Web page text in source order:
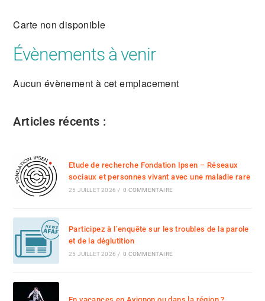
Carte non disponible
Évènements à venir
Aucun évènement à cet emplacement
Articles récents :
Etude de recherche Fondation Ipsen – Réseaux
sociaux et personnes vivant avec une maladie rare
25 JUILLET 2026 / 0 COMMENTAIRE
Participez à l’enquête sur les troubles de la parole
et de la déglutition
25 JUILLET 2026 / 0 COMMENTAIRE